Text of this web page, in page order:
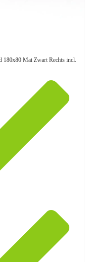
180x80 Mat Zwart Rechts incl.